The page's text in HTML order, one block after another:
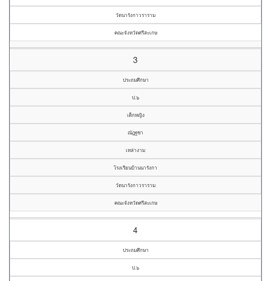
วัดนารังกาวราราม
คณะจังหวัดศรีสะเกษ
3
ประถมศึกษา
ป.๖
เด็กหญิง
ณัฎฐชา
เหล่างาม
โรงเรียนบ้านนารังกา
วัดนารังกาวราราม
คณะจังหวัดศรีสะเกษ
4
ประถมศึกษา
ป.๖